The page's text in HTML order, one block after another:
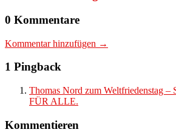
0 Kommentare
Kommentar hinzufügen →
1 Pingback
Thomas Nord zum Weltfriedenstag
FÜR ALLE.
Kommentieren